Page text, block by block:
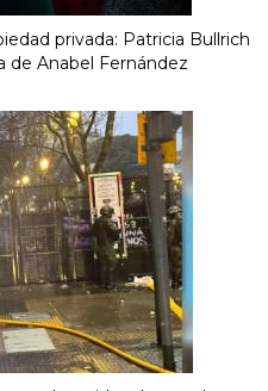
privada: Patricia Bullrich
de Anabel Fernández